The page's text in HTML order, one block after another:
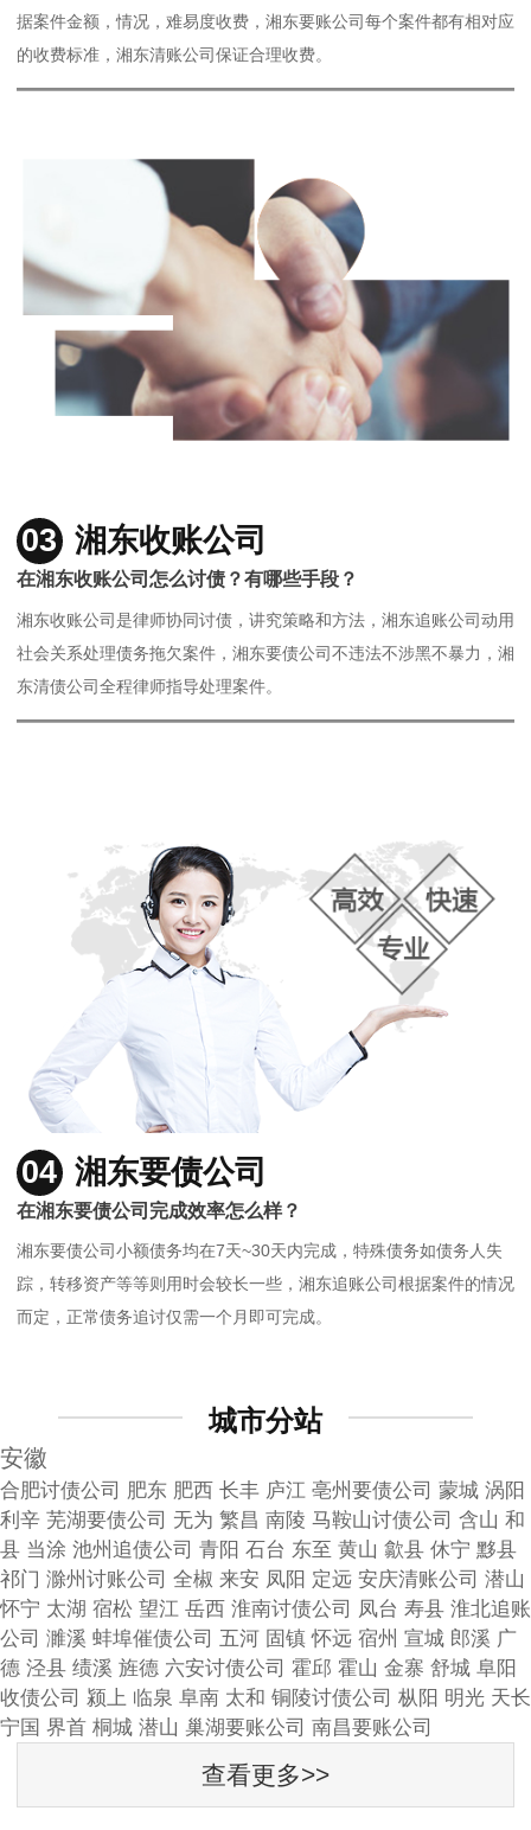
据案件金额，情况，难易度收费，湘东要账公司每个案件都有相对应
的收费标准，湘东清账公司保证合理收费。
03 湘东收账公司
在湘东收账公司怎么讨债？有哪些手段？
湘东收账公司是律师协同讨债，讲究策略和方法，湘东追账公司动用
社会关系处理债务拖欠案件，湘东要债公司不违法不涉黑不暴力，湘
东清债公司全程律师指导处理案件。
04 湘东要债公司
在湘东要债公司完成效率怎么样？
湘东要债公司小额债务均在7天~30天内完成，特殊债务如债务人失
踪，转移资产等等则用时会较长一些，湘东追账公司根据案件的情况
而定，正常债务追讨仅需一个月即可完成。
城市分站
安徽
合肥讨债公司 肥东 肥西 长丰 庐江 亳州要债公司 蒙城 涡阳
利辛 芜湖要债公司 无为 繁昌 南陵 马鞍山讨债公司 含山 和
县 当涂 池州追债公司 青阳 石台 东至 黄山 歙县 休宁 黟县
祁门 滁州讨账公司 全椒 来安 凤阳 定远 安庆清账公司 潜山
怀宁 太湖 宿松 望江 岳西 淮南讨债公司 凤台 寿县 淮北追账
公司 濉溪 蚌埠催债公司 五河 固镇 怀远 宿州 宣城 郎溪 广
德 泾县 绩溪 旌德 六安讨债公司 霍邱 霍山 金寨 舒城 阜阳
收债公司 颍上 临泉 阜南 太和 铜陵讨债公司 枞阳 明光 天长
宁国 界首 桐城 潜山 巢湖要账公司 南昌要账公司
查看更多>>